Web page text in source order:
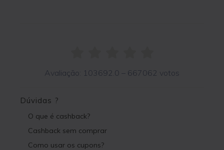
Avaliação: 103692.0 – 667062 votos
Dúvidas ?
O que é cashback?
Cashback sem comprar
Como usar os cupons?